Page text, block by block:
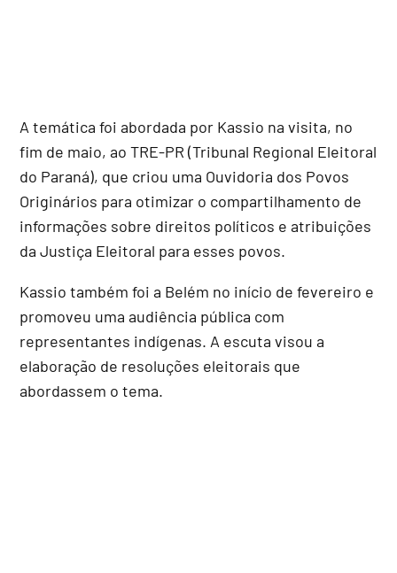
A temática foi abordada por Kassio na visita, no
fim de maio, ao TRE-PR (Tribunal Regional Eleitoral
do Paraná), que criou uma Ouvidoria dos Povos
Originários para otimizar o compartilhamento de
informações sobre direitos políticos e atribuições
da Justiça Eleitoral para esses povos.
Kassio também foi a Belém no início de fevereiro e
promoveu uma audiência pública com
representantes indígenas. A escuta visou a
elaboração de resoluções eleitorais que
abordassem o tema.